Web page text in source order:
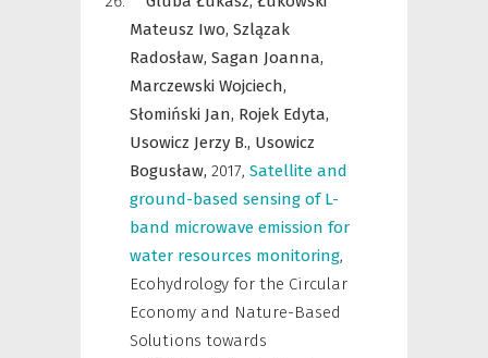
Mateusz Iwo, Szlązak
Radosław, Sagan Joanna,
Marczewski Wojciech,
Słomiński Jan, Rojek Edyta,
Usowicz Jerzy B., Usowicz
Bogusław, 2017, Satellite and
ground-based sensing of L-
band microwave emission for
water resources monitoring,
Ecohydrology for the Circular
Economy and Nature-Based
Solutions towards